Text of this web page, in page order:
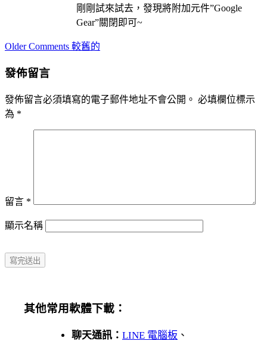
剛剛試來試去，發現將附加元件”Google
Gear”關閉即可~
Comment
Older Comments 較舊的
發佈留言
發佈留言必須填寫的電子郵件地址不會公開。 必填欄位標示
為 *
留言 *
顯示名稱
其他常用軟體下載：
聊天通訊： LINE 電腦板 、